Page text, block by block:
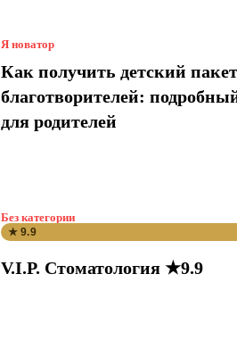
Я новатор
Как получить детский
благотворителей:
для родителей
Без категории
★ 9.9
V.I.P. Стоматология ★9.9